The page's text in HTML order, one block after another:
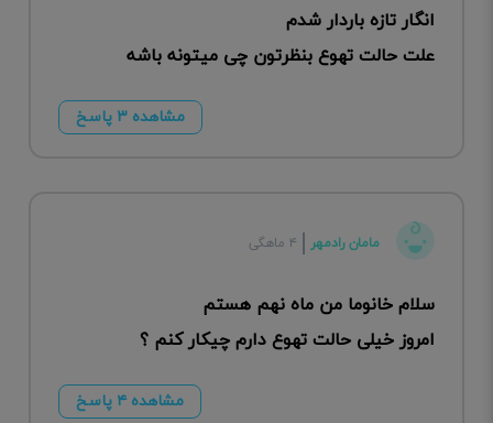
انگار تازه باردار شدم
علت حالت تهوع بنظرتون چی میتونه باشه
مشاهده ۳ پاسخ
مامان رادمهر ۴ ماهگی
سلام خانوما من ماه نهم هستم
امروز خیلی حالت تهوع دارم چیکار کنم ؟
مشاهده ۴ پاسخ